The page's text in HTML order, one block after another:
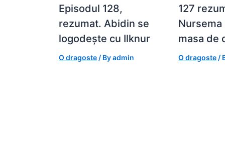
Episodul 128,
rezumat. Abidin se
logodește cu Ilknur
O dragoste / Byadmin
127
Nursema
masa de
O dragoste /